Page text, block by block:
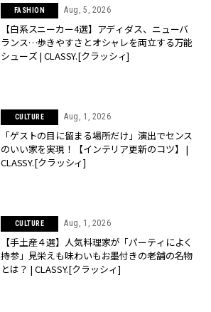
FASHION Aug, 5, 2026
【白系スニーカー4選】アディダス、ニューバ
ランス…歩きやすさとオシャレを両立する万能
シューズ | CLASSY.[クラッシィ]
CULTURE Aug, 1, 2026
「ゲストの目に留まる場所だけ」演出でセンス
のいい家を実現！【インテリア更新のコツ】 |
CLASSY.[クラッシィ]
CULTURE Aug, 1, 2026
【手土産４選】人気料理家が「パーティによく
持参」見栄えも味わいもお墨付きの老舗の名物
とは？ | CLASSY.[クラッシィ]